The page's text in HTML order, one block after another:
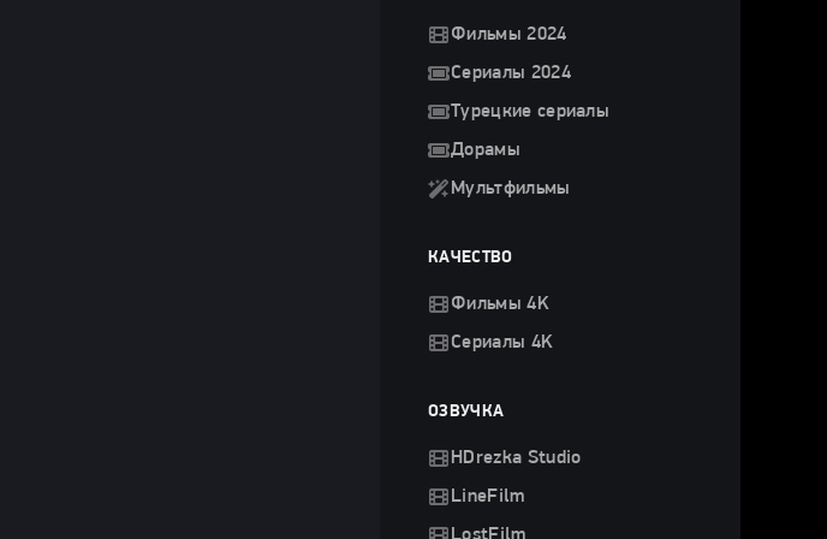
Фильмы 2024
Сериалы 2024
Турецкие сериалы
Дорамы
Мультфильмы
КАЧЕСТВО
Фильмы 4K
Сериалы 4K
ОЗВУЧКА
HDrezka Studio
LineFilm